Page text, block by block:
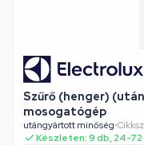
Szűrő (henger)
mosogatógép
utángyártott minőség•
Készleten: 9 db, 24-